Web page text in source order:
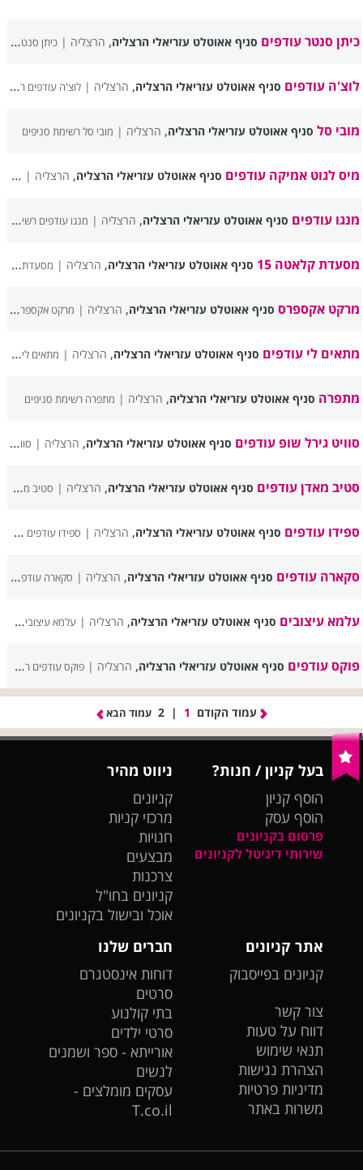
כיתן סנטר עודפים סניף אאוטלט עזריאלי הרצליה, הרצליה |כיתן סנטר עודפים רשימת סניפים
לוצ'ה עודפים סניף אאוטלט עזריאלי הרצליה, הרצליה |לוצ'ה עודפים רשימת סניפים
מובי סל סניף אאוטלט עזריאלי הרצליה, הרצליה | מובי סל רשימת סניפים
מיס לגוט אמיקה עודפים סניף אאוטלט עזריאלי הרצליה, הרצליה | מיס
מנגו עודפים סניף אאוטלט עזריאלי הרצליה, הרצליה | מנגו עודפים רשימת סניפים
מסעדת קלאטה 15 סניף אאוטלט עזריאלי הרצליה, הרצליה | מסעדת קלאטה 15 רשימת סניפים
מרקט אקספרס סניף אאוטלט עזריאלי הרצליה, הרצליה | מרקט אקספרס רשימת סניפים
מתאים לי עודפים סניף אאוטלט עזריאלי הרצליה, הרצליה | מתאים לי עודפים רשימת סניפים
מתפרה סניף אאוטלט עזריאלי הרצליה, הרצליה | מתפרה רשימת סניפים
סוויט גירל שופ עודפים סניף אאוטלט עזריאלי הרצליה, הרצליה | סוויט גירל שופ עודפים רשימת סניפים
סטיב מאדן עודפים סניף אאוטלט עזריאלי הרצליה, הרצליה | סטיב מאדן עודפים רשימת סניפים
ספידו עודפים סניף אאוטלט עזריאלי הרצליה, הרצליה | ספידו עודפים רשימת סניפים
סקארה עודפים סניף אאוטלט עזריאלי הרצליה, הרצליה | סקארה עודפים רשימת סניפים
עלמא עיצובים סניף אאוטלט עזריאלי הרצליה, הרצליה |עלמא עיצובים רשימת סניפים
פוקס עודפים סניף אאוטלט עזריאלי הרצליה, הרצליה |פוקס עודפים רשימת סניפים
עמוד הקודם |
2 עמוד הבא
בעל קניון / חנות?
הוסף קניון
הוסף עסק
פרסום בקניונים
שירותי דיגיטל לקניונים
ניווט מהיר
קניונים
מרכזי קניות
חנויות
מבצעים
צרכנות
קניונים בחו"ל
אוכל ובישול בקניונים
אתר קניונים
קניונים בפייסבוק
צור קשר
דווח על טעות
תנאי שימוש
הצהרת נגישות
מדיניות פרטיות
משרות באתר
חברים שלנו
דוחות אינסטגרם
סרטים
בתי קולנוע
סרטי ילדים
אורייתא - ספר ושמנים
לנשים
עסקים מומלצים -
T.co.il